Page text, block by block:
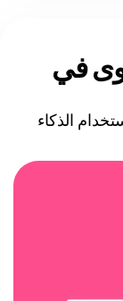
في
الذكاء